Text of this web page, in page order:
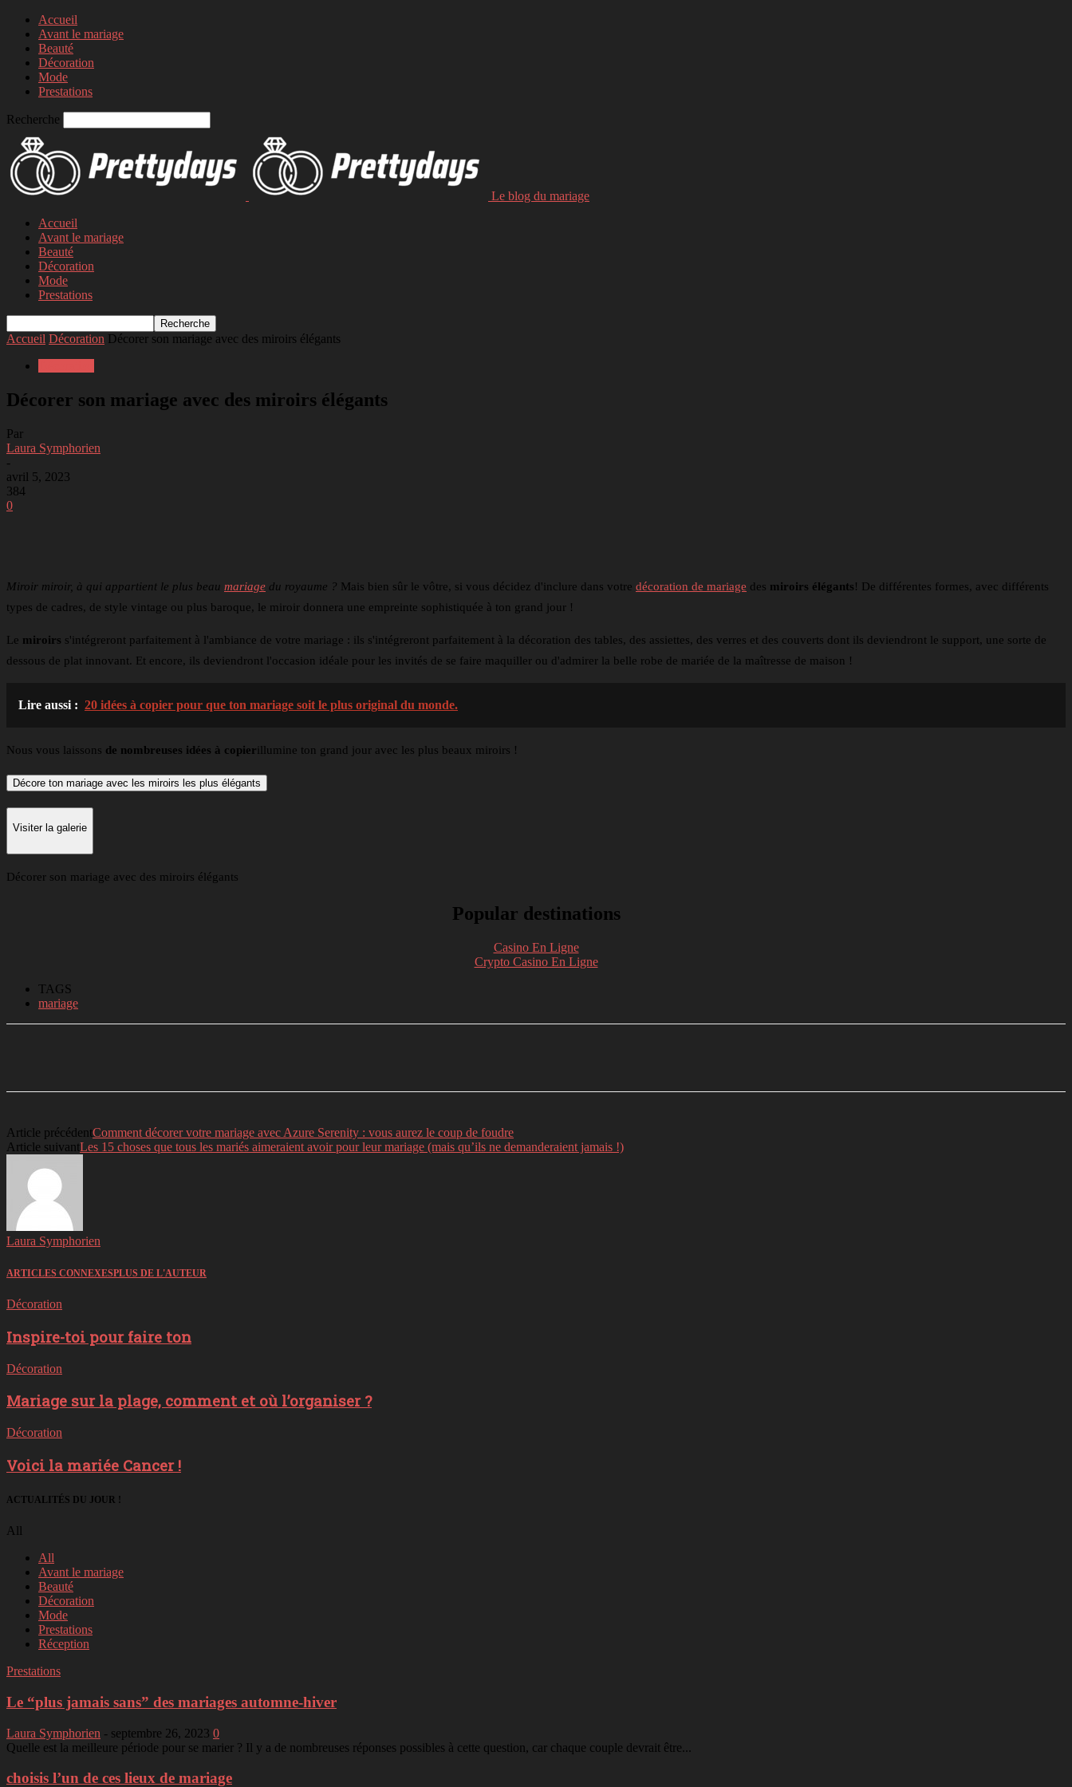
Accueil
Avant le mariage
Beauté
Décoration
Mode
Prestations
Recherche
Le blog du mariage
Accueil
Avant le mariage
Beauté
Décoration
Mode
Prestations
Accueil Décoration Décorer son mariage avec des miroirs élégants
Décorer son mariage avec des miroirs élégants
Par
Laura Symphorien
-
avril 5, 2023
384
0
Miroir miroir, à qui appartient le plus beau mariage du royaume ? Mais bien sûr le vôtre, si vous décidez d'inclure dans votre décoration de mariage des miroirs élégants! De différentes formes, avec différents
types de cadres, de style vintage ou plus baroque, le miroir donnera une empreinte sophistiquée à ton grand jour !
Le miroirs s'intégreront parfaitement à l'ambiance de votre mariage : ils s'intégreront parfaitement à la décoration des tables, des assiettes, des verres et des couverts dont ils deviendront le support, une sorte de
dessous de plat innovant. Et encore, ils deviendront l'occasion idéale pour les invités de se faire maquiller ou d'admirer la belle robe de mariée de la maîtresse de maison !
Lire aussi : 20 idées à copier pour que ton mariage soit le plus original du monde.
Nous vous laissons de nombreuses idées à copierillumine ton grand jour avec les plus beaux miroirs !
Décore ton mariage avec les miroirs les plus élégants
Visiter la galerie
Décorer son mariage avec des miroirs élégants
Popular destinations
Casino En Ligne
Crypto Casino En Ligne
TAGS
mariage
Article précédentComment décorer votre mariage avec Azure Serenity : vous aurez le coup de foudre
Article suivantLes 15 choses que tous les mariés aimeraient avoir pour leur mariage (mais qu’ils ne demanderaient jamais !)
Laura Symphorien
ARTICLES CONNEXESPLUS DE L'AUTEUR
Décoration
Inspire-toi pour faire ton
Décoration
Mariage sur la plage, comment et où l’organiser ?
Décoration
Voici la mariée Cancer !
ACTUALITÉS DU JOUR !
All
All
Avant le mariage
Beauté
Décoration
Mode
Prestations
Réception
Prestations
Le “plus jamais sans” des mariages automne-hiver
Laura Symphorien - septembre 26, 2023 0
Quelle est la meilleure période pour se marier ? Il y a de nombreuses réponses possibles à cette question, car chaque couple devrait être...
choisis l’un de ces lieux de mariage